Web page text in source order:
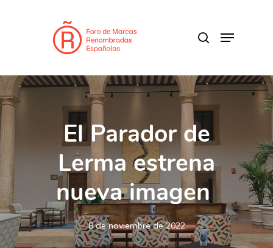
Menu
El Parador de
Lerma estrena
nueva imagen
8 de noviembre de 2022